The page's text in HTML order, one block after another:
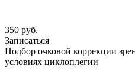
350 руб.
Записаться
Подбор очковой коррекции
условиях